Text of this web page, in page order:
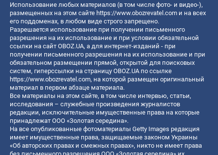
Использование любых материалов (в том числе фото- и видео-),
размещенных на этом сайте https://www.obozrevatel.com и на всех
его поддоменах, в любом виде строго запрещено.
Разрешается использование при получении письменного
разрешения на их использование и при условии обязательной
ссылки на сайт OBOZ.UA, а для интернет-изданий - при
получении письменного разрешения на их использование и при
обязательном размещении прямой, открытой для поисковых
систем, гиперссылки на страницу OBOZ.UA по ссылке
https://www.obozrevatel.com, на которой размещен оригинальный
материал в первом абзаце материала.
Все материалы на этом сайте, в том числе интервью, статьи,
исследования – служебные произведения журналистов
редакции, исключительные имущественные права на которые
принадлежат ООО «Золотая середина».
На все опубликованные фотоматериалы Getty Images редакция
имеет имущественные права, защищаемые законом Украины
«Об авторских правах и смежных правах», никто не имеет права